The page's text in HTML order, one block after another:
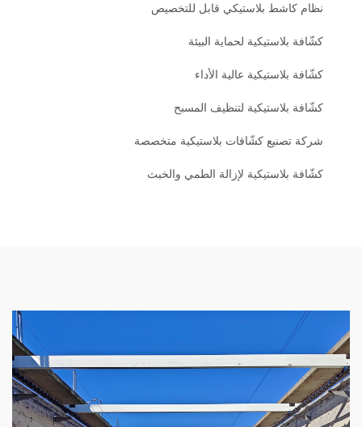
نظام كاشط بلاستيكي قابل للتخصيص
كشّافة بلاستيكية لحماية البيئة
كشّافة بلاستيكية عالية الأداء
كشّافة بلاستيكية لتنظيف المسبح
شركة تصنيع كشّافات بلاستيكية متخصصة
كشّافة بلاستيكية لإزالة الطمي والخبث